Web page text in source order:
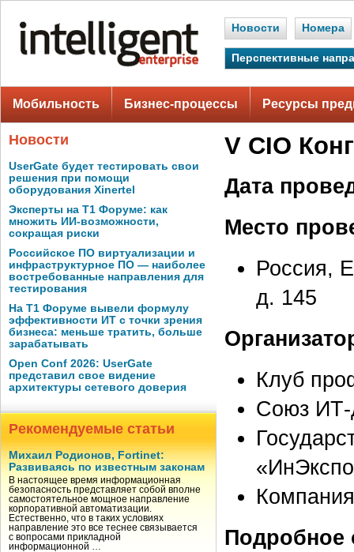
Новости Номера
Перспективные
Мобильность Бизнес-процессы Ресурсы
Новости
UserGate будет тестировать свои
решения при помощи
оборудования Xinertel
Эксперты на Т1 Форуме: как
множить ИИ-возможности,
сокращая риски
Российское ПО виртуализации и
инфраструктурное ПО — наиболее
востребованные направления для
тестирования
На Т1 Форуме вывели формулу
эффективности ИТ с точки зрения
бизнеса: меньше тратить, больше
зарабатывать
Open Conf 2026: UserGate
представил свое видение
архитектуры сетевого доверия
Рекомендуемые статьи
Михаил Родионов, Fortinet:
Развиваясь по известным законам
В настоящее время информационная
безопасность представляет собой вполне
самостоятельное мощное направление
корпоративной автоматизации.
Естественно, что в таких условиях
направление это все теснее связывается
с вопросами прикладной
информационной …
V CIO
Дата
Место
Россия,
д. 145
Клуб
Союз ИТ-
Подробное